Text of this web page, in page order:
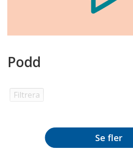
Podd
Filtrera
Se fler